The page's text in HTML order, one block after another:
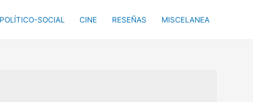
POLÍTICO-SOCIAL CINE RESEÑAS MISCELANEA